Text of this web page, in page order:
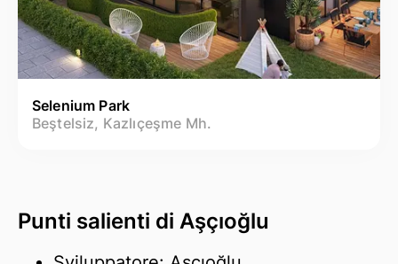
Selenium Park
Beştelsiz, Kazlıçeşme Mh.
Punti salienti di Aşçıoğlu